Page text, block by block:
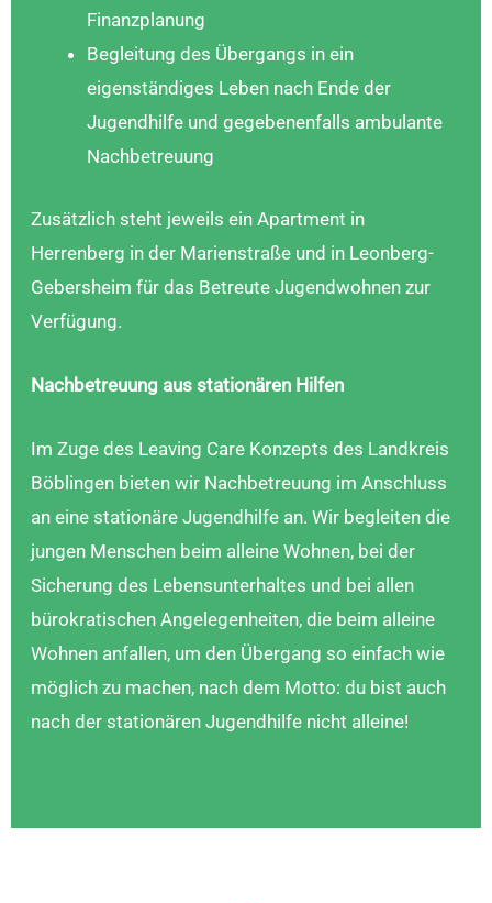
Finanzplanung
Begleitung des Übergangs in ein
eigenständiges Leben nach Ende der
Jugendhilfe und gegebenenfalls ambulante
Nachbetreuung
Zusätzlich steht jeweils ein Apartment in
Herrenberg in der Marienstraße und in Leonberg-
Gebersheim für das Betreute Jugendwohnen zur
Verfügung.
Nachbetreuung aus stationären Hilfen
Im Zuge des Leaving Care Konzepts des Landkreis
Böblingen bieten wir Nachbetreuung im Anschluss
an eine stationäre Jugendhilfe an. Wir begleiten die
jungen Menschen beim alleine Wohnen, bei der
Sicherung des Lebensunterhaltes und bei allen
bürokratischen Angelegenheiten, die beim alleine
Wohnen anfallen, um den Übergang so einfach wie
möglich zu machen, nach dem Motto: du bist auch
nach der stationären Jugendhilfe nicht alleine!